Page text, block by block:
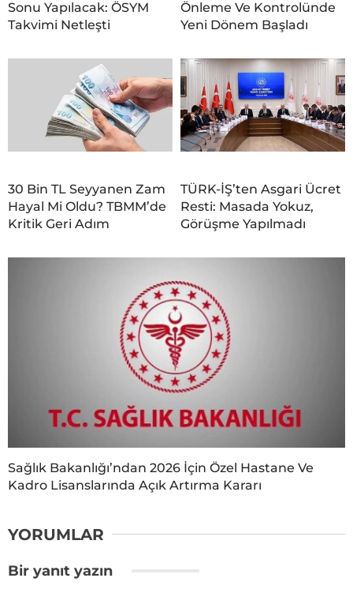
Sonu Yapılacak: ÖSYM
Takvimi Netleşti
Önleme Ve Kontrolünde
Yeni Dönem Başladı
30 Bin TL Seyyanen Zam
Hayal Mi Oldu? TBMM’de
Kritik Geri Adım
TÜRK-İŞ’ten Asgari Ücret
Resti: Masada Yokuz,
Görüşme Yapılmadı
Sağlık Bakanlığı’ndan 2026 İçin Özel Hastane Ve
Kadro Lisanslarında Açık Artırma Kararı
YORUMLAR
Bir yanıt yazın